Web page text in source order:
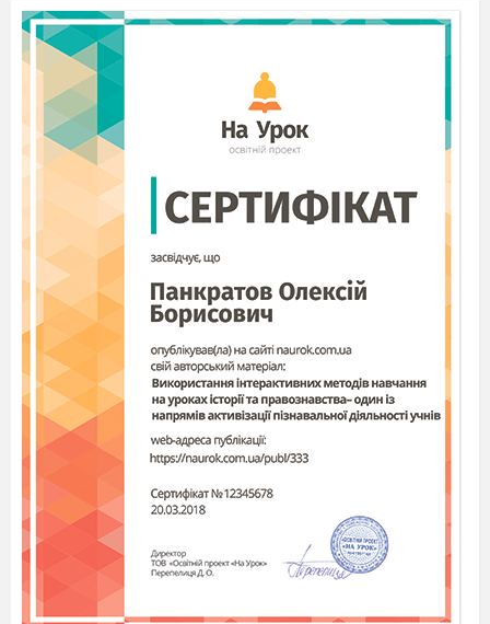
4.Ідея: уславлення мужності,
цілеспрямованості, віри у щасливе життя
(поет); засудження жорстокості, жаги до
збагачення, прагнення поневолити народ
(Бертольдо).
5. Основна думка
у пошані народній завжди
залишаються ті, хто захищав, відстоював
інтереси простого люду, жертвуючи своїм
життям.
Жанр: ліро-епічна соціальна поема-казка.
(Від казки — зачин, події відбуваються в
давноминулі часи, в якійсь невідомій країні,
головні персонажі — поет і Бертольдо —
зустрічаються тричі, як і в казках.)
. Композиція.
Твір складається з чотирьох розділів.
Експозиція:
знайомство з поетом.
Зав’язка:
зустріч поета з Бертольдом.
Кульмінація:
конфлікт між Бертольдом і
поетом.
Розв’язка:
довічне ув’язнення поета, його
смерть; А поетові нащадки Слово гостреє
гартують.
8.
Сюжет твору.
Поема починається коротеньким виступом, у якому